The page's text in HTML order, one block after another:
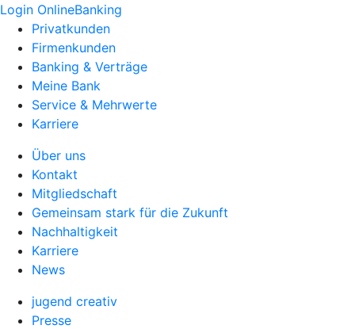
Login OnlineBanking
Privatkunden
Firmenkunden
Banking & Verträge
Meine Bank
Service & Mehrwerte
Karriere
Über uns
Kontakt
Mitgliedschaft
Gemeinsam stark für die Zukunft
Nachhaltigkeit
Karriere
News
jugend creativ
Presse